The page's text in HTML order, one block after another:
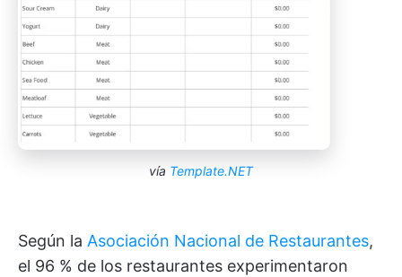
vía Template.NET
Según la Asociación Nacional de Restaurantes,
el 96 % de los restaurantes experimentaron